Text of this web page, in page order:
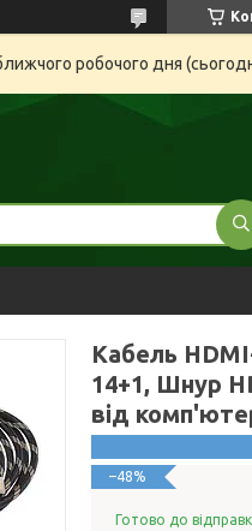
робочого дня
Кабель
14+1, Шнур
від
–48%
Готово до